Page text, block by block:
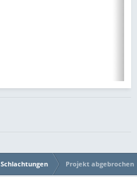
Schlachtungen Projekt abgebrochen